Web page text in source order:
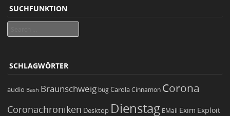
SUCHFUNKTION
SCHLAGWÖRTER
audio Bash Braunschweig bugCarola Cinnamon Corona
Coronachroniken Desktop Dienstag EMail Exim Exploit